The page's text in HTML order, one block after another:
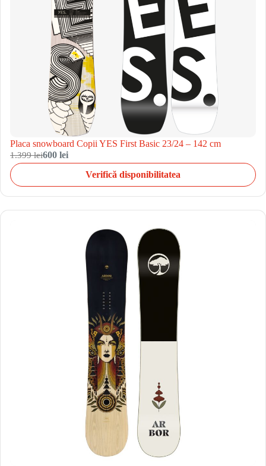
Placa snowboard Copii YES First Basic 23/24 – 142 cm
1.399 lei600 lei
Verifică disponibilitatea